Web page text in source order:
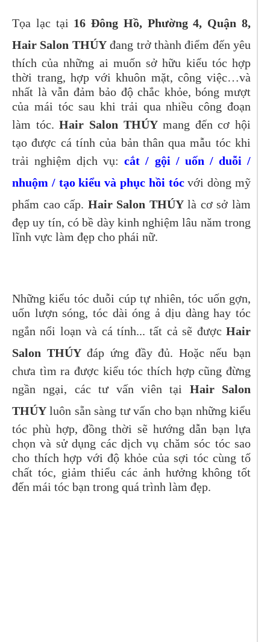
Tọa lạc tại 16 Đông Hồ, Phường 4, Quận 8,
Hair Salon THÚYđang trở thành điểm đến yêu
thích của những ai muốn sở hữu kiểu tóc hợp
thời trang, hợp với khuôn mặt, công việc…và
nhất là vẫn đảm bảo độ chắc khỏe, bóng mượt
của mái tóc sau khi trải qua nhiều công đoạn
làm tóc.Hair Salon THÚYmang đến cơ hội
tạo được cá tính của bản thân qua mẫu tóc khi
trải nghiệm dịch vụ:cắt / gội / uốn / duỗi /
nhuộm / tạo kiểu và phục hồi tócvới dòng mỹ
phẩm cao cấp. Hair Salon THÚYlà cơ sở làm
đẹp uy tín, có bề dày kinh nghiệm lâu năm trong
lĩnh vực làm đẹp cho phái nữ.
Những kiểu tóc duỗi cúp tự nhiên, tóc uốn gợn,
uốn lượn sóng, tóc dài óng ả dịu dàng hay tóc
ngắn nổi loạn và cá tính... tất cả sẽ được Hair
Salon THÚYđáp ứng đầy đủ. Hoặc nếu bạn
chưa tìm ra được kiểu tóc thích hợp cũng đừng
ngần ngại, các tư vấn viên tại
Hair Salon
THÚY luôn sẵn sàng tư vấn cho bạn những kiểu
tóc phù hợp, đồng thời sẽ hướng dẫn bạn lựa
chọn và sử dụng các dịch vụ chăm sóc tóc sao
cho thích hợp với độ khỏe của sợi tóc cùng tố
chất tóc, giảm thiểu các ảnh hưởng không tốt
đến mái tóc bạn trong quá trình làm đẹp.